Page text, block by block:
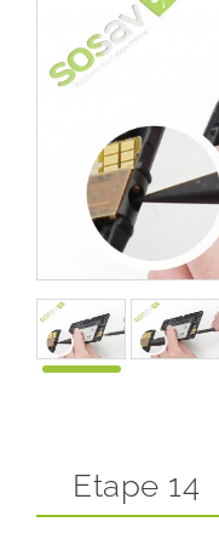
Etape 14